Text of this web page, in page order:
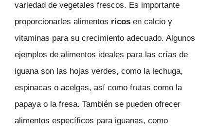
variedad de vegetales frescos. Es importante
proporcionarles alimentos ricos en calcio y
vitaminas para su crecimiento adecuado. Algunos
ejemplos de alimentos ideales para las crías de
iguana son las hojas verdes, como la lechuga,
espinacas o acelgas, así como frutas como la
papaya o la fresa. También se pueden ofrecer
alimentos específicos para iguanas, como